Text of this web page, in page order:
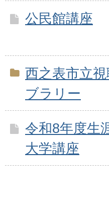
公民館講座
西之表市立
ブラリー
令和8年度生
大学講座